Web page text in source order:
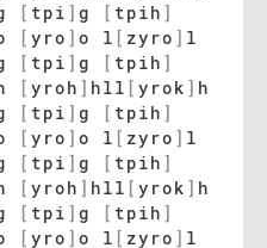
[ tpi ] g [ tpih ]
[ yro ] o l [ zyro ] l
[ tpi ] g [ tpih ]
[ yroh ] hll [ yrok ] h
[ tpi ] g [ tpih ]
[ yro ] o l [ zyro ] l
[ tpi ] g [ tpih ]
[ yroh ] hll [ yrok ] h
[ tpi ] g [ tpih ]
[ yro ] o l [ zyro ] l